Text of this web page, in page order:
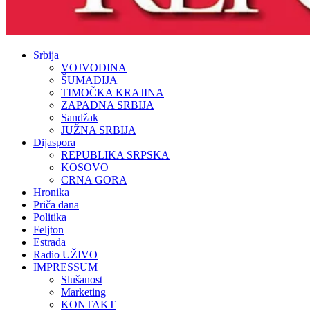
Srbija
VOJVODINA
ŠUMADIJA
TIMOČKA KRAJINA
ZAPADNA SRBIJA
Sandžak
JUŽNA SRBIJA
Dijaspora
REPUBLIKA SRPSKA
KOSOVO
CRNA GORA
Hronika
Priča dana
Politika
Feljton
Estrada
Radio UŽIVO
IMPRESSUM
Slušanost
Marketing
KONTAKT